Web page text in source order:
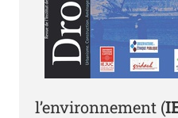
l’environnement (